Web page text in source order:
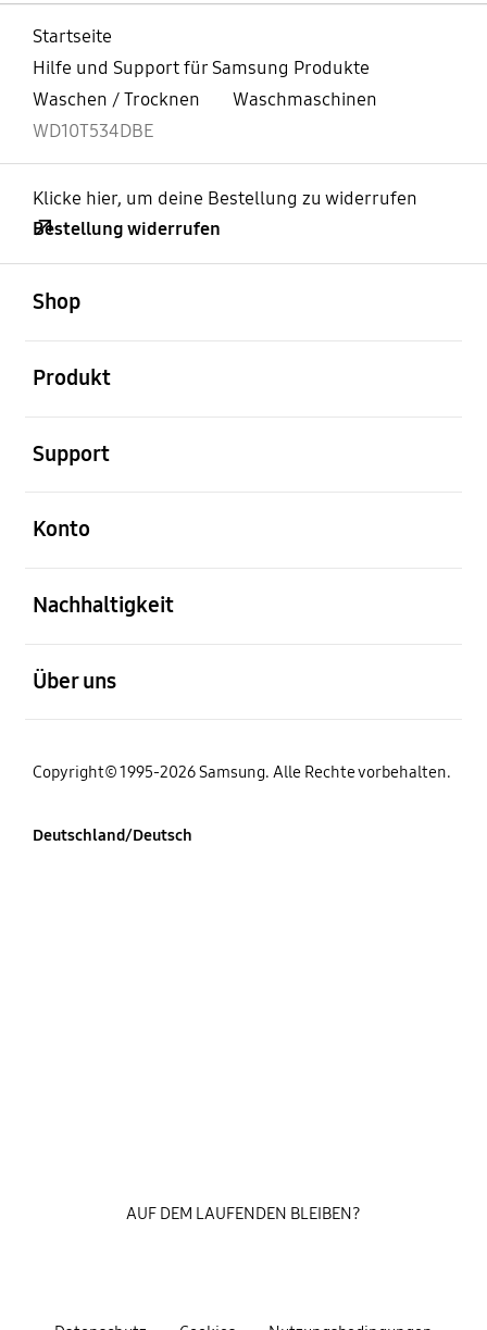
Startseite
Hilfe und Support für Samsung Produkte
Waschen / Trocknen
Waschmaschinen
WD10T534DBE
Klicke hier, um deine Bestellung zu widerrufen
Bestellung widerrufen
Shop
Produkt
Support
Konto
Nachhaltigkeit
Über uns
Copyright© 1995-2026 Samsung. Alle Rechte vorbehalten.
Deutschland/Deutsch
AUF DEM LAUFENDEN BLEIBEN?